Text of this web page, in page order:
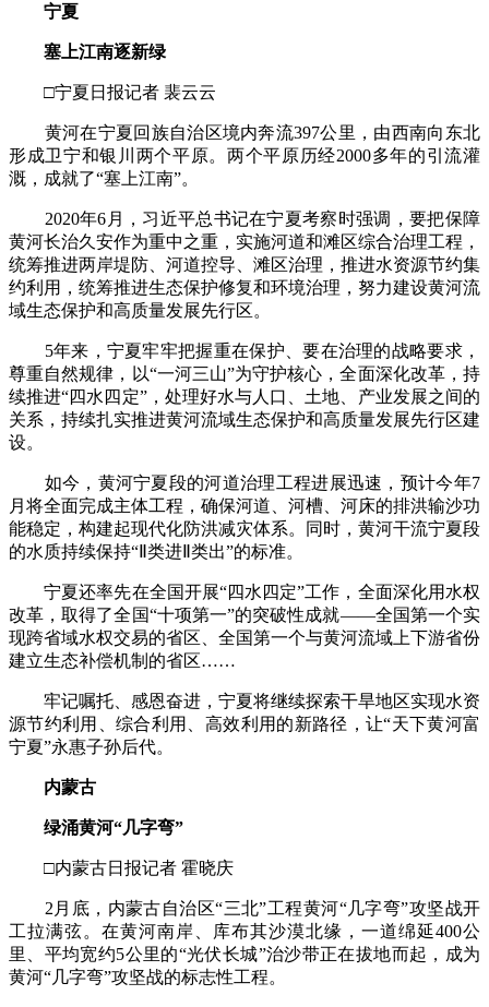
宁夏
塞上江南逐新绿
□宁夏日报记者 裴云云
黄河在宁夏回族自治区境内奔流397公里，由西南向东北
形成卫宁和银川两个平原。两个平原历经2000多年的引流灌
溉，成就了“塞上江南”。
2020年6月，习近平总书记在宁夏考察时强调，要把保障
黄河长治久安作为重中之重，实施河道和滩区综合治理工程，
统筹推进两岸堤防、河道控导、滩区治理，推进水资源节约集
约利用，统筹推进生态保护修复和环境治理，努力建设黄河流
域生态保护和高质量发展先行区。
5年来，宁夏牢牢把握重在保护、要在治理的战略要求，
尊重自然规律，以“一河三山”为守护核心，全面深化改革，持
续推进“四水四定”，处理好水与人口、土地、产业发展之间的
关系，持续扎实推进黄河流域生态保护和高质量发展先行区建
设。
如今，黄河宁夏段的河道治理工程进展迅速，预计今年7
月将全面完成主体工程，确保河道、河槽、河床的排洪输沙功
能稳定，构建起现代化防洪减灾体系。同时，黄河干流宁夏段
的水质持续保持“Ⅱ类进Ⅱ类出”的标准。
宁夏还率先在全国开展“四水四定”工作，全面深化用水权
改革，取得了全国“十项第一”的突破性成就——全国第一个实
现跨省域水权交易的省区、全国第一个与黄河流域上下游省份
建立生态补偿机制的省区……
牢记嘱托、感恩奋进，宁夏将继续探索干旱地区实现水资
源节约利用、综合利用、高效利用的新路径，让“天下黄河富
宁夏”永惠子孙后代。
内蒙古
绿涌黄河“几字弯”
□内蒙古日报记者 霍晓庆
2月底，内蒙古自治区“三北”工程黄河“几字弯”攻坚战开
工拉满弦。在黄河南岸、库布其沙漠北缘，一道绵延400公
里、平均宽约5公里的“光伏长城”治沙带正在拔地而起，成为
黄河“几字弯”攻坚战的标志性工程。